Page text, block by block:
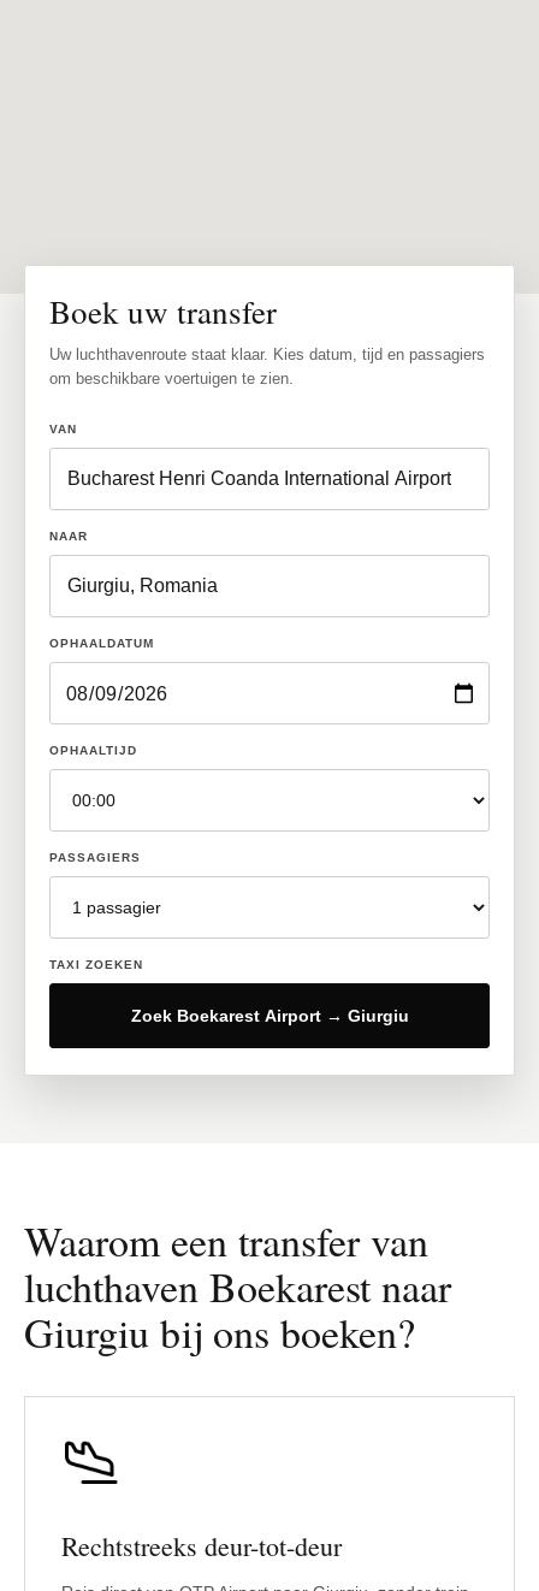
Boek uw transfer
Uw luchthavenroute staat klaar. Kies datum, tijd en passagiers
om beschikbare voertuigen te zien.
VAN
NAAR
OPHAALDATUM
OPHAALTIJD
PASSAGIERS
TAXI ZOEKEN
Zoek Boekarest Airport → Giurgiu
Waarom een transfer van
luchthaven Boekarest naar
Giurgiu bij ons boeken?
Rechtstreeks deur-tot-deur